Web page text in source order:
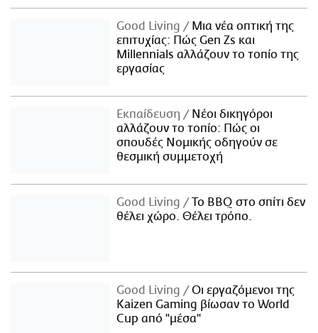
Good Living
Μια νέα οπτική της
επιτυχίας: Πώς Gen Zs και
Millennials αλλάζουν το τοπίο της
εργασίας
Εκπαίδευση
Νέοι δικηγόροι
αλλάζουν το τοπίο: Πώς οι
σπουδές Νομικής οδηγούν σε
θεσμική συμμετοχή
Good Living
Το BBQ στο σπίτι δεν
θέλει χώρο. Θέλει τρόπο.
Good Living
Οι εργαζόμενοι της
Kaizen Gaming βίωσαν το World
Cup από "μέσα"